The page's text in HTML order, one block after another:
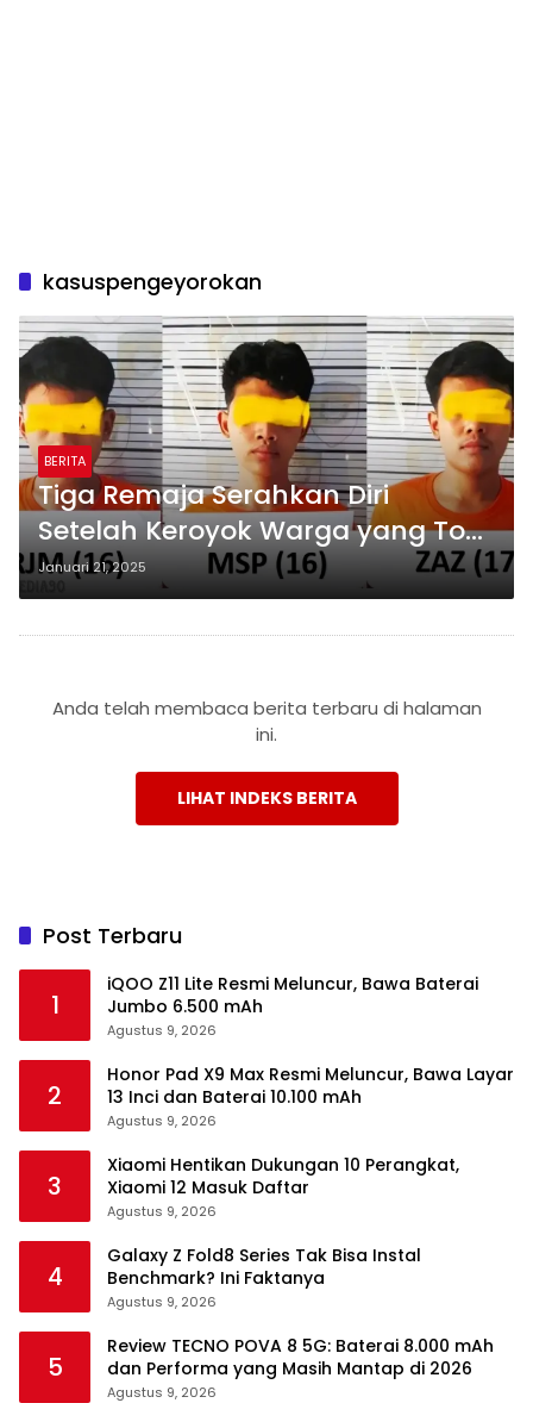
kasuspengeyorokan
BERITA
Tiga Remaja Serahkan Diri
Setelah Keroyok Warga yang Top
Up Dana di BRILink Metro Timur
Januari 21, 2025
Anda telah membaca berita terbaru di halaman
ini.
LIHAT INDEKS BERITA
Post Terbaru
1
iQOO Z11 Lite Resmi Meluncur, Bawa Baterai
Jumbo 6.500 mAh
Agustus 9, 2026
2
Honor Pad X9 Max Resmi Meluncur, Bawa Layar
13 Inci dan Baterai 10.100 mAh
Agustus 9, 2026
3
Xiaomi Hentikan Dukungan 10 Perangkat,
Xiaomi 12 Masuk Daftar
Agustus 9, 2026
4
Galaxy Z Fold8 Series Tak Bisa Instal
Benchmark? Ini Faktanya
Agustus 9, 2026
5
Review TECNO POVA 8 5G: Baterai 8.000 mAh
dan Performa yang Masih Mantap di 2026
Agustus 9, 2026